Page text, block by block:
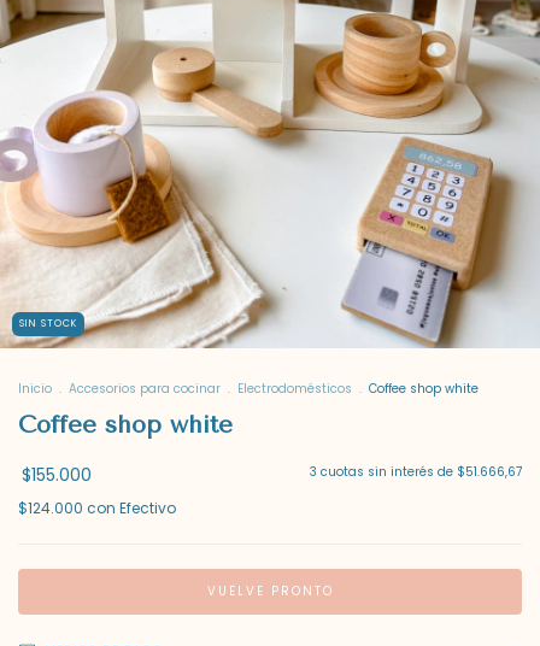
SIN STOCK
Inicio . Accesorios para cocinar . Electrodomésticos . Coffee shop white
Coffee shop white
$155.000 3 cuotas sin interés de $51.666,67
$124.000 con Efectivo
VUELVE PRONTO